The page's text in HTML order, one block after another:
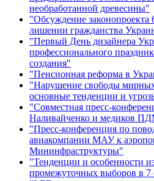
необработанной древесины"
"Обсуждение законопроекта
лишении гражданства
"Первый День дизайнера
профессионального
создания"
"Пенсионная реформа в
"Нарушение свободы
основные тенденции и
"Совместная пресс-
Наливайченко и медиков
"Пресс-конференция по
авиакомпании МАУ к
Мининфраструктуры"
"Тенденции и особенности
промежуточных выборов в 7